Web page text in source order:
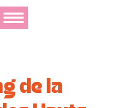
de la